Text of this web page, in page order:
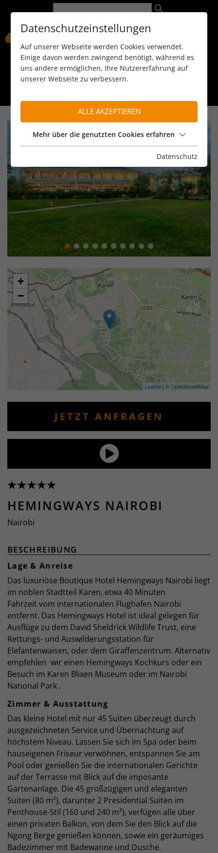
089 / 8 11 90 15
+
−
Leaflet | ©OpenStreetMap
JETZT ANFRAGEN
HEMINGWAYS NAIROBI
Nairobi
BESCHREIBUNG
Lage & Anreise
Das luxuriöse Boutique Hotel Hemingways Nairobi liegt
im noblen Stadtteil Karen, etwa 40 Minuten
Fahrzeit vom internationalen Flughafen Nairobi
entfernt. Das Hemingways Hotel ist ideal gelegen für
Ausflüge zu dem David Sheldrick Wildlife Trust, eine
Rettungs- und Auswilderungsstation für
Elefantenwaisen, oder dem Giraffenzentrum. Alternativ
empfehlen wir einen Hemingways Kochkurs oder ein
Besuch im Karen Blixen Museum oder im Nairobi
National Park .
Zimmer & Ausstattung
Das kleine Hotel mit nur 45 Suiten überzeugt durch
ausgezeichneten Service und Übernachtung auf
höchstem Niveau. Lassen Sie sich im Spa oder beim
hauseigenen Friseur verwöhnen, entspannen Sie am
Pool oder genießen Sie die internationalen Gerichte
auf der Terrasse mit Blick auf die imposante
Gartenanlage. Die 45 großzügigen und eleganten
Suiten (80 m²), darunter 2 Presidential Suiten im
Penthouse-Stil (160 und 240 m²), verfügen alle über
einen privaten Balkon, von dem Sie den Blick auf die
Ngong Berge genießen können, sowie ein geräumiges
Badezimmer mit Badewanne und Dusche.
Datenschutzeinstellungen
Auf unserer Webseite werden Cookies verwendet.
Einige davon werden zwingend benötigt, während es
uns andere ermöglichen, Ihre Nutzererfahrung auf
unserer Webseite zu verbessern.
ALLE AKZEPTIEREN
Mehr über die genutzten Cookies erfahren
Datenschutz